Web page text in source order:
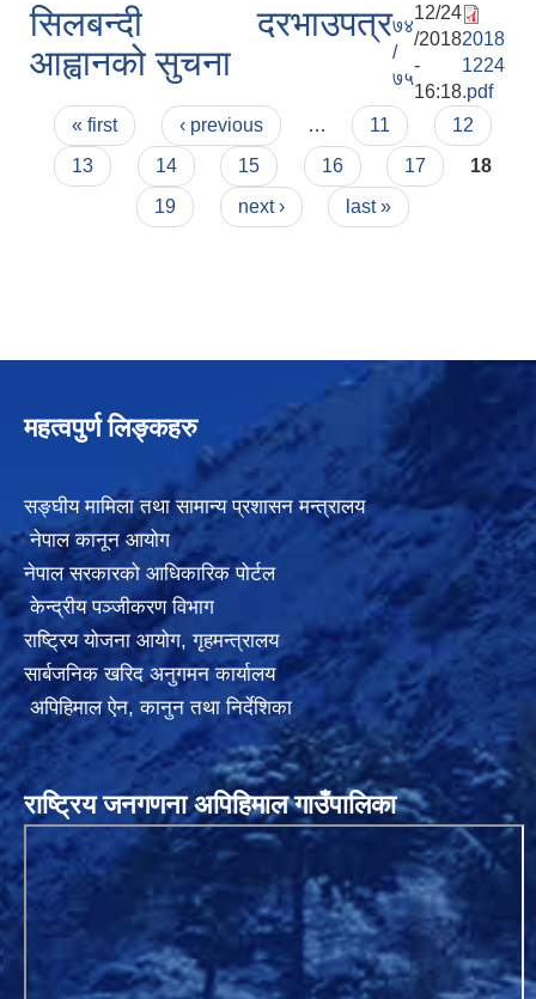
सिलबन्दी दरभाउपत्र
आह्वानको सुचना
७४
/
७५
12/24
/2018
-
16:18
2018
1224
.pdf
Pages
« first ‹ previous … 11
12
13
14 15 16 17
18
19
next › last »
महत्वपुर्ण लिङ्कहरु
सङ्घीय मामिला तथा सामान्य प्रशासन मन्त्रालय
नेपाल कानून आयोग
नेपाल सरकारको आधिकारिक पोर्टल
केन्द्रीय पञ्जीकरण विभाग
राष्ट्रिय योजना आयोग,गृहमन्त्रालय
सार्बजनिक खरिद अनुगमन कार्यालय
अपिहिमाल ऐन, कानुन तथा निर्देशिका
राष्ट्रिय जनगणना अपिहिमाल गाउँपालिका